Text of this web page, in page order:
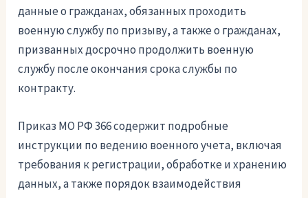
данные о гражданах, обязанных проходить
военную службу по призыву, а также о гражданах,
призванных досрочно продолжить военную
службу после окончания срока службы по
контракту.
Приказ МО РФ 366 содержит подробные
инструкции по ведению военного учета, включая
требования к регистрации, обработке и хранению
данных, а также порядок взаимодействия